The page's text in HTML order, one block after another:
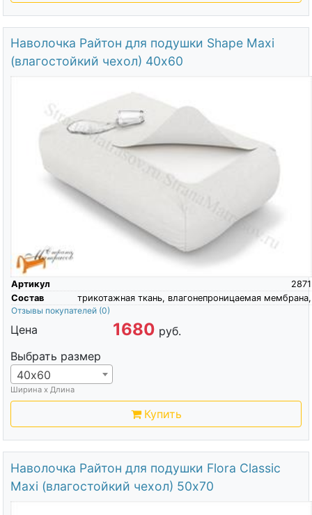
Наволочка Райтон для подушки Shape Maxi
(влагостойкий чехол) 40х60
Артикул
2871
Состав
трикотажная ткань, влагонепроницаемая мембрана,
Отзывы покупателей (0)
Цена 1680 руб.
Выбрать размер
40х60
Ширина х Длина
Купить
Наволочка Райтон для подушки Flora Classic
Maxi (влагостойкий чехол) 50х70